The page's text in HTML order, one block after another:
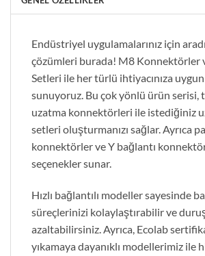
Endüstriyel uygulamalarınız için
çözümleri burada! M8 Konnektörler
Setleri ile her türlü ihtiyacınıza
sunuyoruz. Bu çok yönlü ürün serisi,
uzatma konnektörleri ile istediğiniz
setleri oluşturmanızı sağlar. Ayrıca
konnektörler ve Y bağlantı
seçenekler sunar.
Hızlı bağlantılı modeller sayesinde
süreçlerinizi kolaylaştırabilir ve
azaltabilirsiniz. Ayrıca, Ecolab
yıkamaya dayanıklı modellerimiz ile